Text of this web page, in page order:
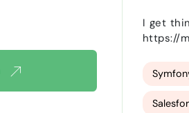
I get
https://